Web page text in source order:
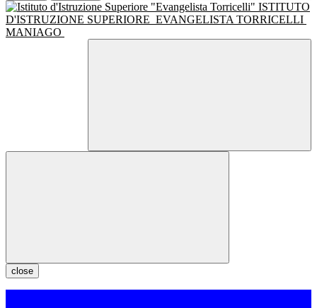
ISTITUTO
D'ISTRUZIONE SUPERIORE EVANGELISTA TORRICELLI
MANIAGO
close